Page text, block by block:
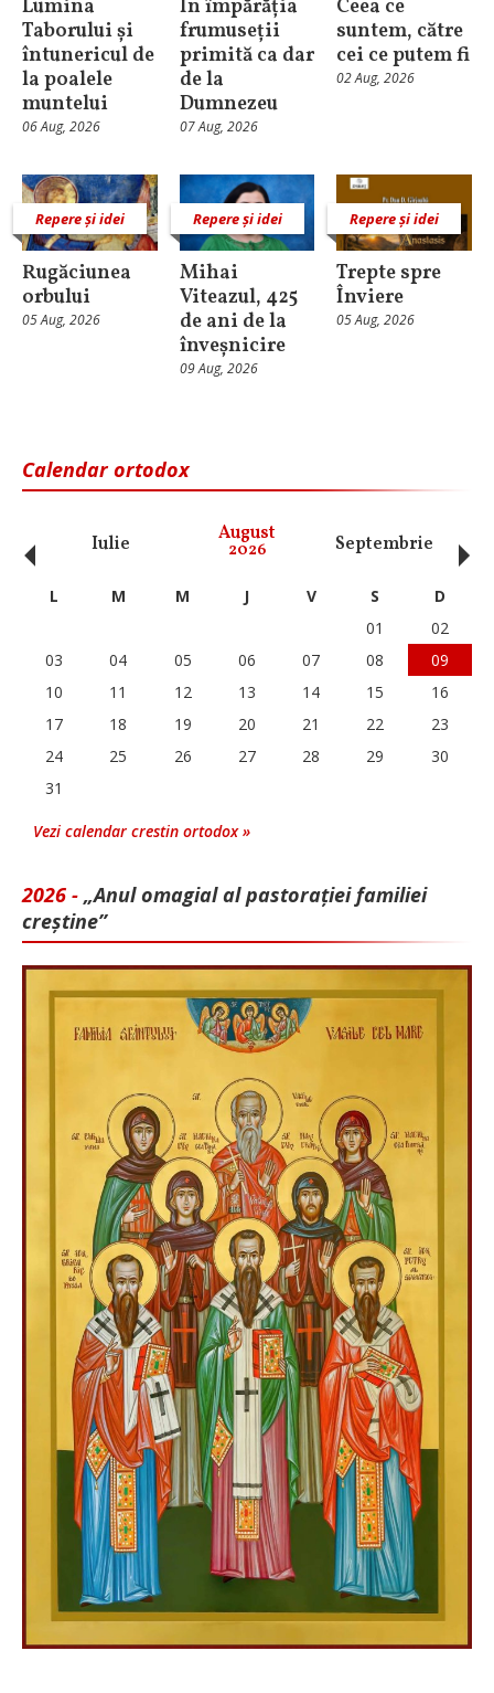
Lumina
Taborului și
întunericul de
la poalele
muntelui
06 Aug, 2026
În împărăția
frumuseții
primită ca dar
de la
Dumnezeu
07 Aug, 2026
Ceea ce
suntem, către
cei ce putem fi
02 Aug, 2026
Repere și idei
Rugăciunea
orbului
05 Aug, 2026
Repere și idei
Mihai
Viteazul, 425
de ani de la
înveșnicire
09 Aug, 2026
Repere și idei
Trepte spre
Înviere
05 Aug, 2026
Calendar ortodox
Iulie August
2026 Septembrie
‹ L M M J V S
D
01
02
03
04 05 06 07 08
09
10
11 12 13 14 15
16
17
18 19 20 21 22
23
24
25 26 27 28 29
30
31
Vezi calendar crestin ortodox »
2026 - „Anul omagial al pastorației familiei
creștine”